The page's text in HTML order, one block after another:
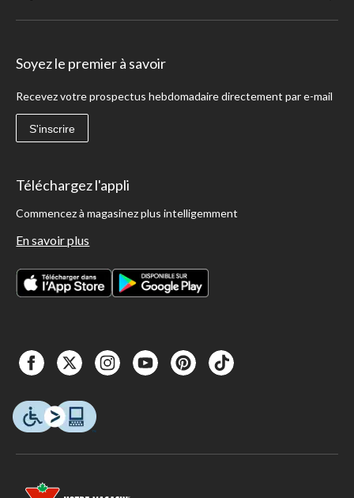
Soyez le premier à savoir
Recevez votre prospectus hebdomadaire directement par e-mail
S'inscrire
Téléchargez l'appli
Commencez à magasinez plus intelligemment
En savoir plus